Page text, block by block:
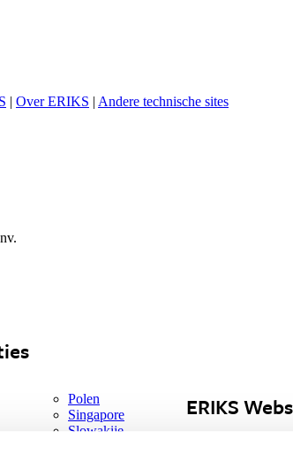
| Over ERIKS | Andere technische sites
Polen
Singapore
Slowakije
ERIKS